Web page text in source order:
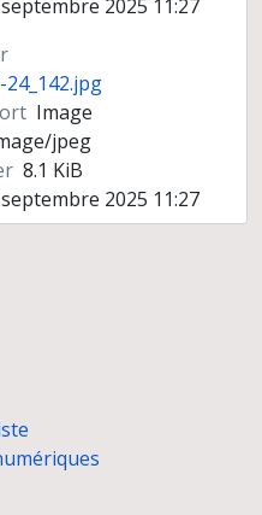
2025 11:27
24_142.jpg
Image
jpeg
8.1 KiB
2025 11:27